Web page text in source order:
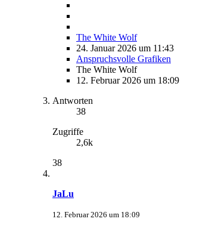
The White Wolf
24. Januar 2026 um 11:43
Anspruchsvolle Grafiken
The White Wolf
12. Februar 2026 um 18:09
Antworten
38
Zugriffe
2,6k
38
JaLu
12. Februar 2026 um 18:09